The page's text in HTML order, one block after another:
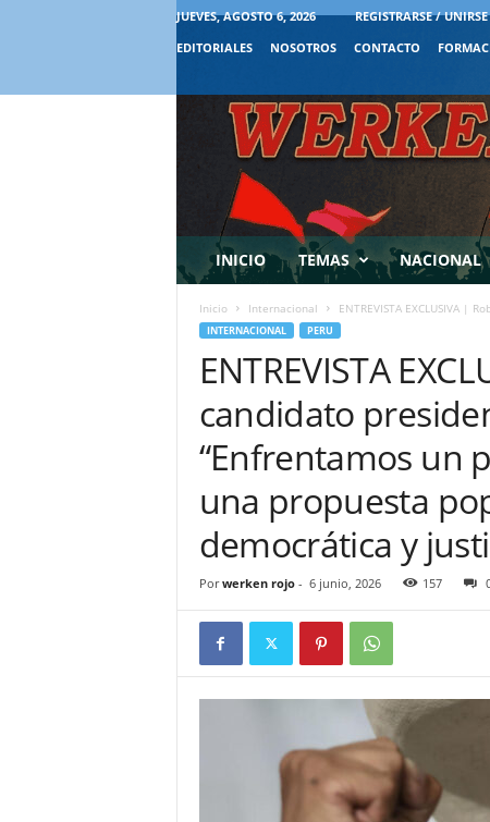
JUEVES, AGOSTO 6, 2026
REGISTRARSE / UNIRSE
EDITORIALES
NOSOTROS CONTACTO
INICIO TEMAS NACIONAL
Inicio Internacional ENTREVISTA EXCLUSIVA |
INTERNACIONAL PERU
ENTREVISTA
candidato
“Enfrentamos un
una propuesta
democrática y
Por werken rojo- 6 junio, 2026 157